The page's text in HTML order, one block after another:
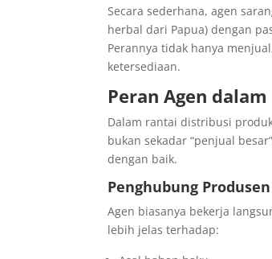
Secara sederhana, agen
herbal dari Papua) dengan
Perannya tidak hanya
ketersediaan.
Peran Agen
Dalam rantai distribusi
bukan sekadar “penjual
dengan baik.
Penghubung
Agen biasanya bekerja
lebih jelas terhadap: